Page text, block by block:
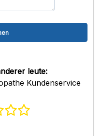
leute:
Kundenservice